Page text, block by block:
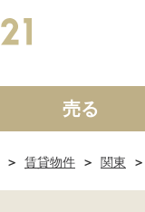
中古一戸建て
売る
賃貸物件 関東